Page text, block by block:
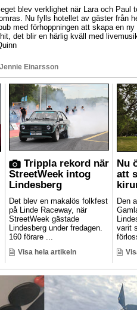
blev verklighet när Lara och Paul
Nu fylls hotellet av gäster från
med förhoppningen att skapa en
det blir en härlig kväll med
Jennie Einarsson
Trippla rekord när
StreetWeek intog
Lindesberg
Det blev en makalös folkfest
på Linde Raceway, när
StreetWeek gästade
Lindesberg under fredagen.
160 förare ...
Visa hela artikeln
Nu
att
Den
varit